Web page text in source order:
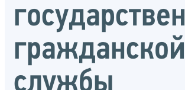
гражданской
службы